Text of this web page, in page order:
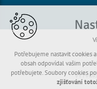
©
Potřebujeme nastavit cookies
obsah odpovídal vašim
potřebujete. Soubory cookies
zjišťování